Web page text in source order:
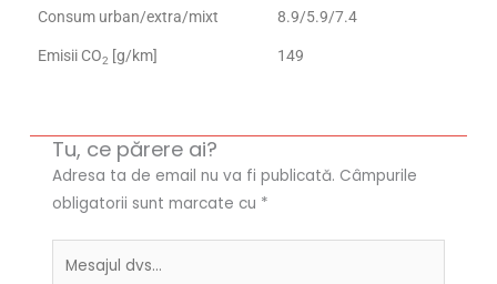
Consum urban/extra/mixt 8.9/5.9/7.4
Emisii CO2 [g/km] 149
Tu, ce părere ai?
Adresa ta de email nu va fi publicată. Câmpurile
obligatorii sunt marcate cu *